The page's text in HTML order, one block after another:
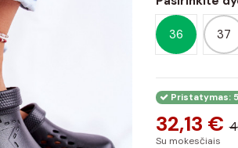
36 37
Pristatymas:
32,13 €
Su mokesčiais